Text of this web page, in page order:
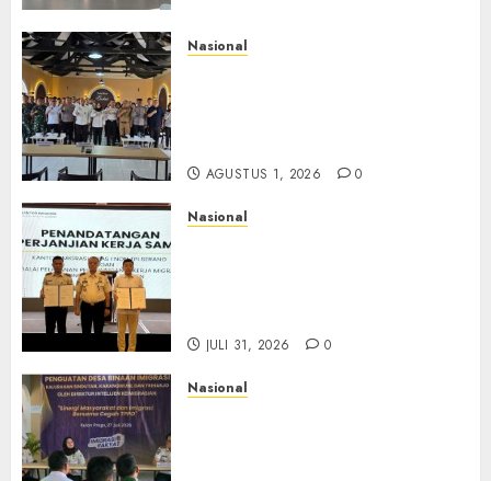
Nasional
AGUSTUS 1, 2026 0
Nasional
JULI 31, 2026 0
Nasional